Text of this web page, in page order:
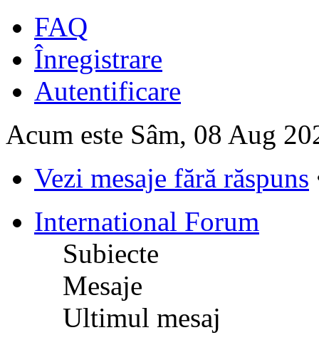
FAQ
Înregistrare
Autentificare
Acum este Sâm, 08 Aug
Vezi mesaje fără răspuns
International Forum
Subiecte
Mesaje
Ultimul mesaj